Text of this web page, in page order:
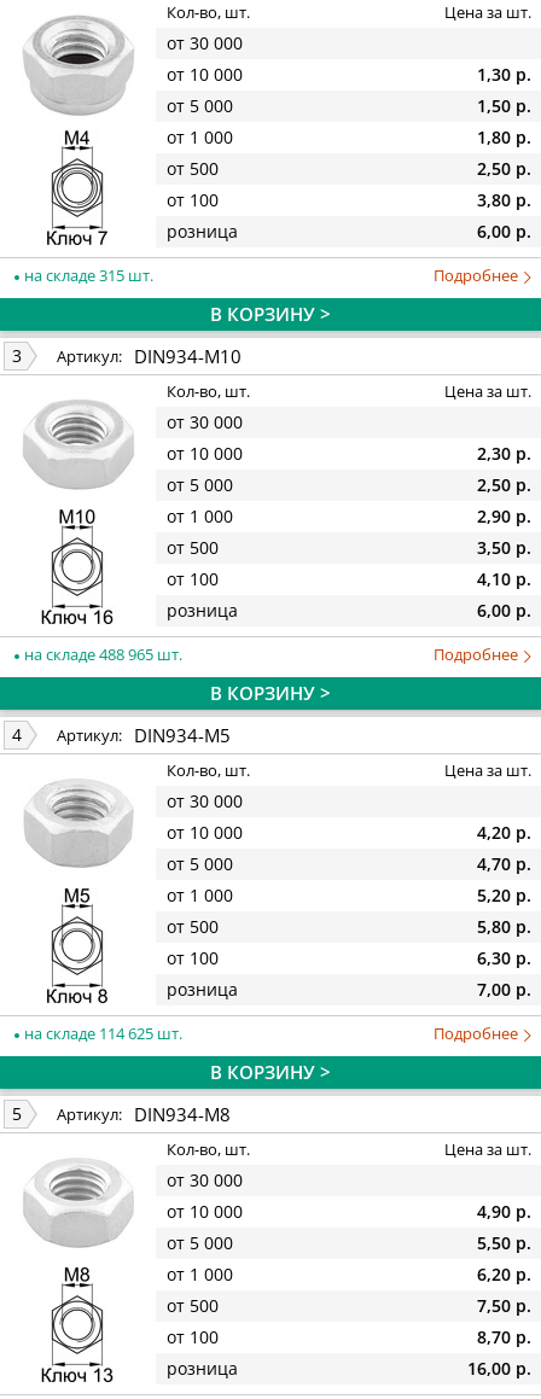
Кол-во, шт. Цена за шт.
от 30 000
от 10 000
1,30 р.
от 5 000
1,50 р.
от 1 000
1,80 р.
от 500
2,50 р.
от 100
3,80 р.
розница
6,00 р.
на складе 315 шт. Подробнее
В КОРЗИНУ >
3 Артикул: DIN934-M10
Кол-во, шт. Цена за шт.
от 30 000
от 10 000
2,30 р.
от 5 000
2,50 р.
от 1 000
2,90 р.
от 500
3,50 р.
от 100
4,10 р.
розница
6,00 р.
на складе 488 965 шт. Подробнее
В КОРЗИНУ >
4 Артикул: DIN934-M5
Кол-во, шт. Цена за шт.
от 30 000
от 10 000
4,20 р.
от 5 000
4,70 р.
от 1 000
5,20 р.
от 500
5,80 р.
от 100
6,30 р.
розница
7,00 р.
на складе 114 625 шт. Подробнее
В КОРЗИНУ >
5 Артикул: DIN934-M8
Кол-во, шт. Цена за шт.
от 30 000
от 10 000
4,90 р.
от 5 000
5,50 р.
от 1 000
6,20 р.
от 500
7,50 р.
от 100
8,70 р.
розница
16,00 р.